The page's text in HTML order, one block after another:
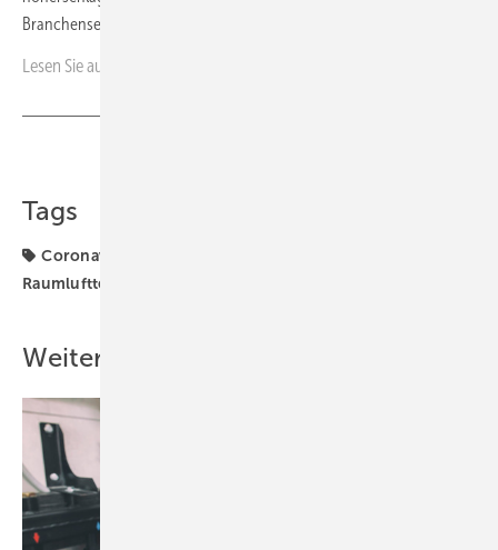
Branchensegmente zählen jedoch andere Kriterien.
Lesen Sie auch:
Tags
Coronavirus
Raumlufttechnik
Weitere Inhalte